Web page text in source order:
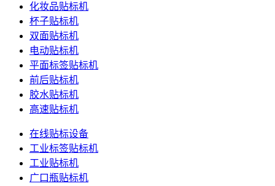
化妆品贴标机
杯子贴标机
双面贴标机
电动贴标机
平面标签贴标机
前后贴标机
胶水贴标机
高速贴标机
在线贴标设备
工业标签贴标机
工业贴标机
广口瓶贴标机